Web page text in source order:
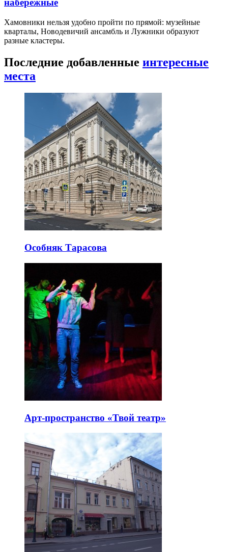
набережные
Хамовники нельзя удобно пройти по прямой: музейные
кварталы, Новодевичий ансамбль и Лужники образуют
разные кластеры.
Последние добавленные интересные
места
Особняк Тарасова
Арт-пространство «Твой театр»